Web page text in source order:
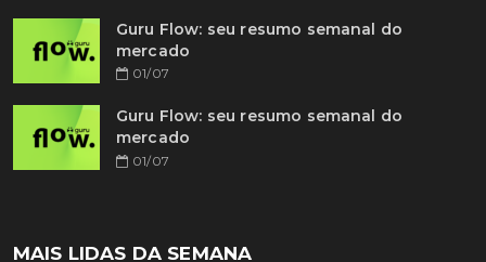
Guru Flow: seu resumo semanal do
mercado
01/07
Guru Flow: seu resumo semanal do
mercado
01/07
MAIS LIDAS DA SEMANA